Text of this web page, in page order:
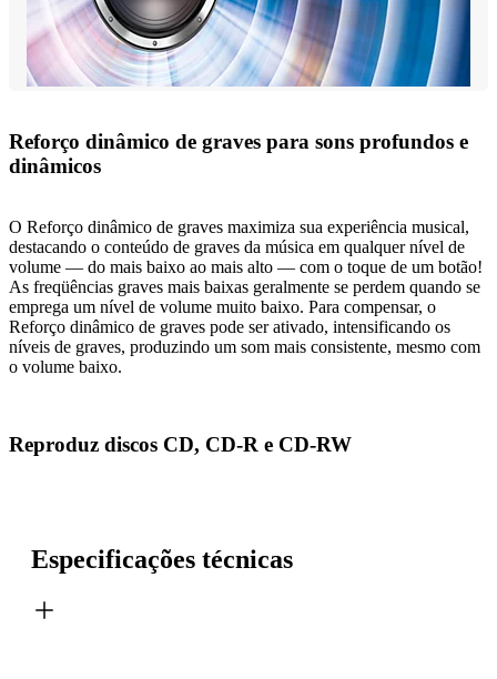
Reforço dinâmico de graves para sons profundos e
dinâmicos
O Reforço dinâmico de graves maximiza sua experiência musical,
destacando o conteúdo de graves da música em qualquer nível de
volume — do mais baixo ao mais alto — com o toque de um botão!
As freqüências graves mais baixas geralmente se perdem quando se
emprega um nível de volume muito baixo. Para compensar, o
Reforço dinâmico de graves pode ser ativado, intensificando os
níveis de graves, produzindo um som mais consistente, mesmo com
o volume baixo.
Reproduz discos CD, CD-R e CD-RW
Especificações técnicas